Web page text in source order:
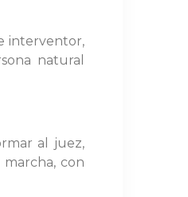
interventor,
natural
al juez,
con